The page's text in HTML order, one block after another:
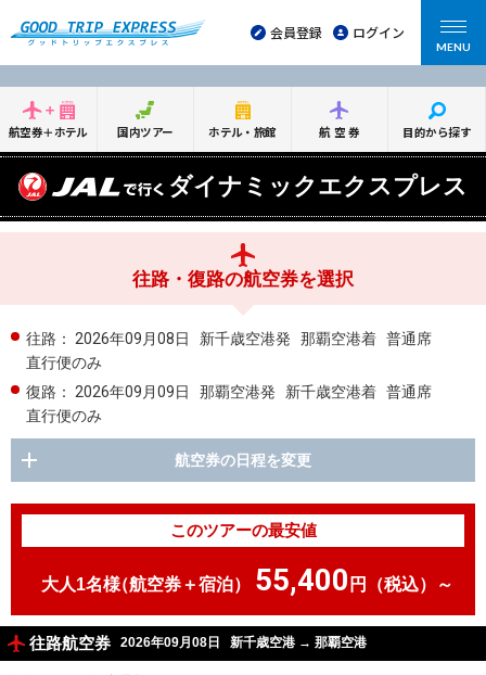
会員登録 ログイン
MENU
航空券＋ホテル 国内ツアー ホテル・旅館 航空券 目的から探す
ダイナミックエクスプレス
往路・復路の航空券を選択
往路： 2026年09月08日 新千歳空港発 那覇空港着 普通席
直行便のみ
復路：
2026年09月09日 那覇空港発 新千歳空港着 普通席
直行便のみ
航空券の日程を変更
このツアーの最安値
大人1名様（航空券＋宿泊） 55,400 円（税込）～
往路航空券 2026年09月08日 新千歳空港 → 那覇空港